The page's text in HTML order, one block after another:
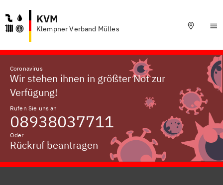
KVM
Klempner Verband Mülles
Coronavirus
Wir stehen ihnen in größter Not zur
Verfügung!
Rufen Sie uns an
08938037711
Oder
Rückruf beantragen